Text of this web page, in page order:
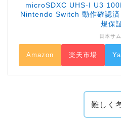
microSDXC UHS-I U3
Nintendo Switch 動作確認
規保
日本サ
Amazon 楽天市場
難しく